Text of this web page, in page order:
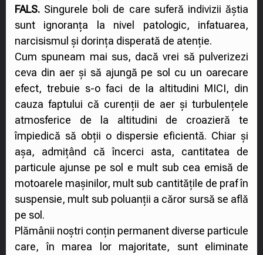
FALS. Singurele boli de care suferă indivizii ăștia
sunt ignoranța la nivel patologic, infatuarea,
narcisismul și dorința disperată de atenție.
Cum spuneam mai sus, dacă vrei să pulverizezi
ceva din aer și să ajungă pe sol cu un oarecare
efect, trebuie s-o faci de la altitudini MICI, din
cauza faptului că curenții de aer și turbulențele
atmosferice de la altitudini de croazieră te
împiedică să obții o dispersie eficientă. Chiar și
așa, admițând că încerci asta, cantitatea de
particule ajunse pe sol e mult sub cea emisă de
motoarele mașinilor, mult sub cantitățile de praf în
suspensie, mult sub poluanții a căror sursă se află
pe sol.
Plămânii noștri conțin permanent diverse particule
care, în marea lor majoritate, sunt eliminate